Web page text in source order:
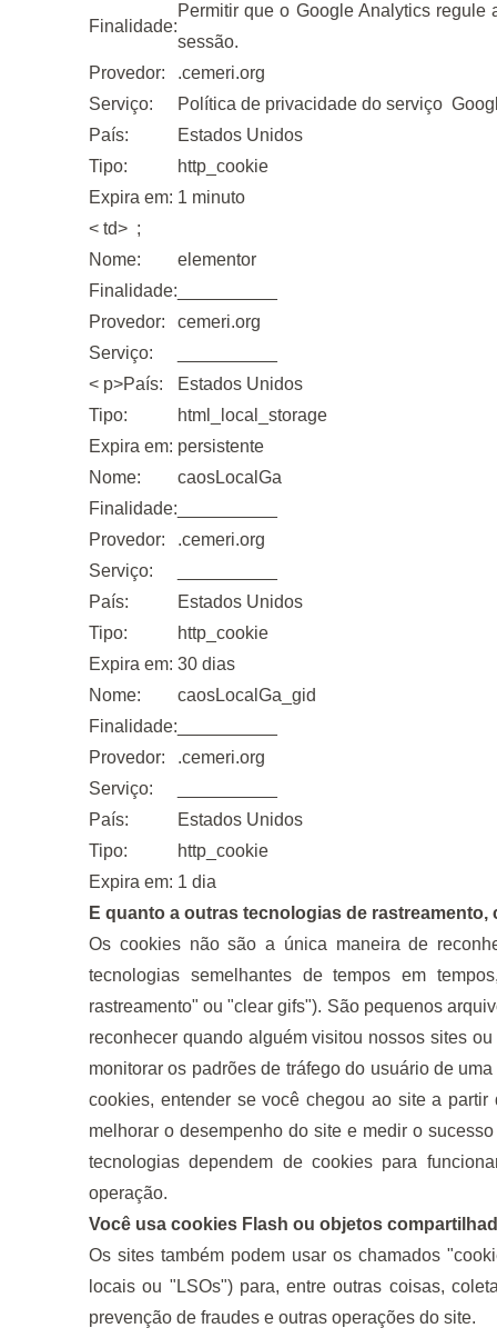
Finalidade:
Permitir que o Google Analytics
sessão.
Provedor:
.cemeri.org
Serviço:
Política de privacidade do serviço
País:
Estados Unidos
Tipo:
http_cookie
Expira em: 1 minuto
< td> ;
Nome:
elementor
Finalidade:
Provedor:
cemeri.org
Serviço:
< p>País:
Estados Unidos
Tipo:
html_local_storage
Expira em: persistente
Nome:
caosLocalGa
Finalidade:
Provedor:
.cemeri.org
Serviço:
País:
Estados Unidos
Tipo:
http_cookie
Expira em: 30 dias
Nome:
caosLocalGa_gid
Finalidade:
Provedor:
.cemeri.org
Serviço:
País:
Estados Unidos
Tipo:
http_cookie
Expira em: 1 dia
E quanto a outras tecnologias de rastreamento,
Os cookies não são a única maneira de
tecnologias semelhantes de tempos em
rastreamento" ou "clear gifs"). São pequenos
reconhecer quando alguém visitou nossos sites
monitorar os padrões de tráfego do usuário de
cookies, entender se você chegou ao site a
melhorar o desempenho do site e medir o
tecnologias dependem de cookies para
operação.
Você usa cookies Flash ou objetos
Os sites também podem usar os chamados
locais ou "LSOs") para, entre outras coisas,
prevenção de fraudes e outras operações do site.